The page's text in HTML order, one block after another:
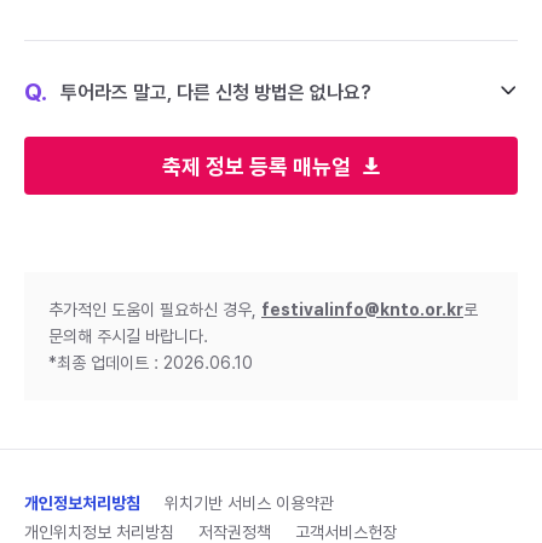
축제 정보 등록 매뉴얼
Q. 투어라즈 말고, 다른 신청 방법은 없나요?
추가적인 도움이 필요하신 경우, festivalinfo@knto.or.kr로
문의해 주시길 바랍니다.
*최종 업데이트 : 2026.06.10
개인정보처리방침
위치기반 서비스 이용약관
개인위치정보 처리방침
저작권정책 고객서비스헌장